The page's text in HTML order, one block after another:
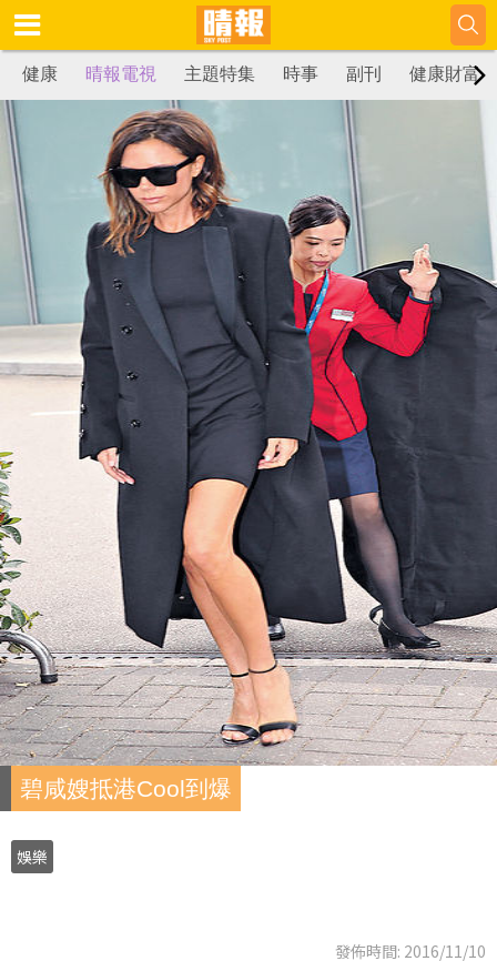
健康 晴報電視 主題特集 時事 副刊 健康財富
碧咸嫂抵港Cool到爆
娛樂
發佈時間: 2016/11/10